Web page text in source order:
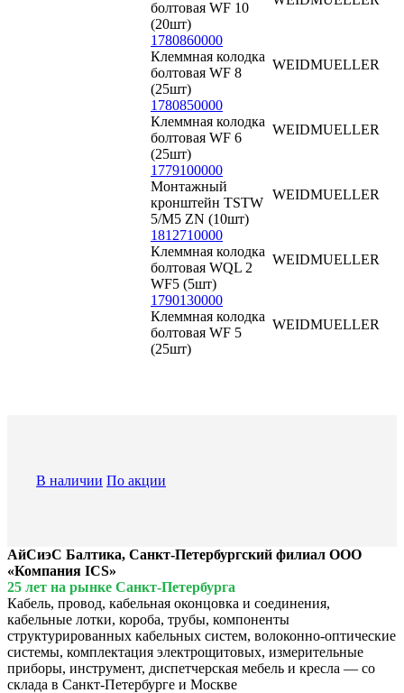
болтовая WF 10
(20шт)
1780860000
Клеммная колодка
болтовая WF 8
(25шт)
WEIDMUELLER
1780850000
Клеммная колодка
болтовая WF 6
(25шт)
WEIDMUELLER
1779100000
Монтажный
кронштейн TSTW
5/M5 ZN (10шт)
WEIDMUELLER
1812710000
Клеммная колодка
болтовая WQL 2
WF5 (5шт)
WEIDMUELLER
1790130000
Клеммная колодка
болтовая WF 5
(25шт)
WEIDMUELLER
В наличии По акции
АйСиэС Балтика, Санкт-Петербургский филиал ООО
«Компания ICS»
25 лет на рынке Санкт-Петербурга
Кабель, провод, кабельная оконцовка и соединения,
кабельные лотки, короба, трубы, компоненты
структурированных кабельных систем, волоконно-оптические
системы, комплектация электрощитовых, измерительные
приборы, инструмент, диспетчерская мебель и кресла — со
склада в Санкт-Петербурге и Москве